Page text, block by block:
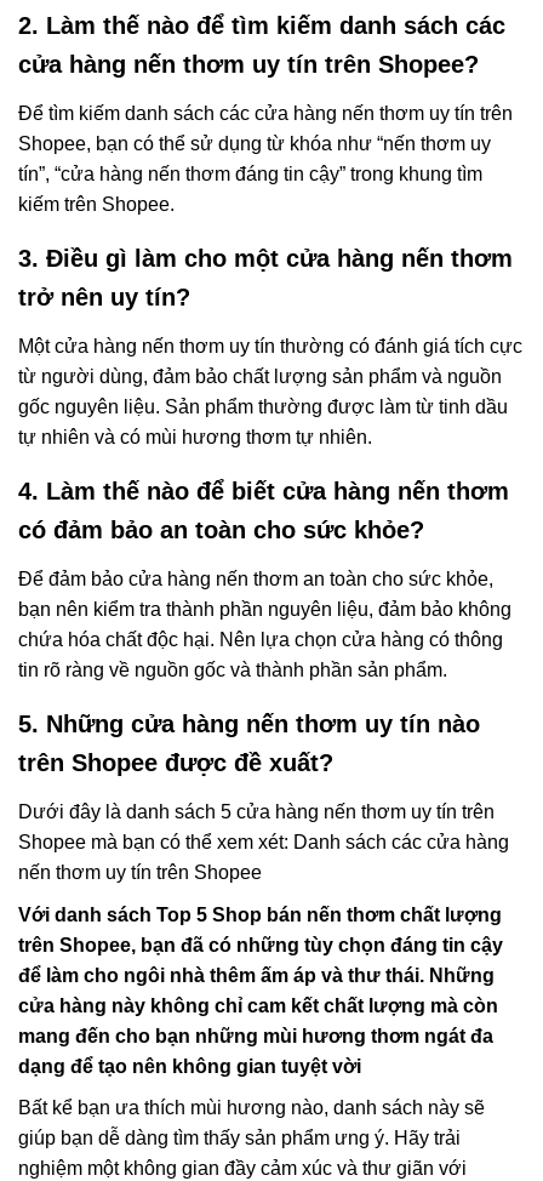
2. Làm thế nào để tìm kiếm danh sách các
cửa hàng nến thơm uy tín trên Shopee?
Để tìm kiếm danh sách các cửa hàng nến thơm uy tín trên
Shopee, bạn có thể sử dụng từ khóa như “nến thơm uy
tín”, “cửa hàng nến thơm đáng tin cậy” trong khung tìm
kiếm trên Shopee.
3. Điều gì làm cho một cửa hàng nến thơm
trở nên uy tín?
Một cửa hàng nến thơm uy tín thường có đánh giá tích cực
từ người dùng, đảm bảo chất lượng sản phẩm và nguồn
gốc nguyên liệu. Sản phẩm thường được làm từ tinh dầu
tự nhiên và có mùi hương thơm tự nhiên.
4. Làm thế nào để biết cửa hàng nến thơm
có đảm bảo an toàn cho sức khỏe?
Để đảm bảo cửa hàng nến thơm an toàn cho sức khỏe,
bạn nên kiểm tra thành phần nguyên liệu, đảm bảo không
chứa hóa chất độc hại. Nên lựa chọn cửa hàng có thông
tin rõ ràng về nguồn gốc và thành phần sản phẩm.
5. Những cửa hàng nến thơm uy tín nào
trên Shopee được đề xuất?
Dưới đây là danh sách 5 cửa hàng nến thơm uy tín trên
Shopee mà bạn có thể xem xét: Danh sách các cửa hàng
nến thơm uy tín trên Shopee
Với danh sách Top 5 Shop bán nến thơm chất lượng
trên Shopee, bạn đã có những tùy chọn đáng tin cậy
để làm cho ngôi nhà thêm ấm áp và thư thái. Những
cửa hàng này không chỉ cam kết chất lượng mà còn
mang đến cho bạn những mùi hương thơm ngát đa
dạng để tạo nên không gian tuyệt vời
Bất kể bạn ưa thích mùi hương nào, danh sách này sẽ
giúp bạn dễ dàng tìm thấy sản phẩm ưng ý. Hãy trải
nghiệm một không gian đầy cảm xúc và thư giãn với